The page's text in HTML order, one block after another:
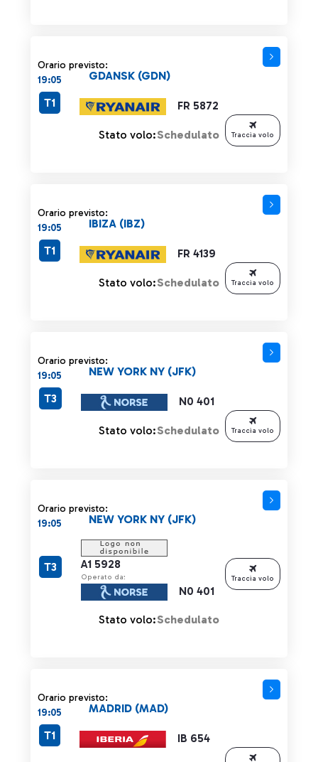
Orario previsto:
19:05
FR 5872
GDANSK (GDN)
T1
Stato volo:Schedulato Traccia volo
Orario previsto:
19:05
FR 4139
IBIZA (IBZ)
T1
Stato volo:Schedulato Traccia volo
Orario previsto:
19:05
N0 401
NEW YORK NY (JFK)
T3
Stato volo:Schedulato Traccia volo
Orario previsto:
19:05
A1 5928
Operato da:
N0 401
NEW YORK NY (JFK)
T3
Stato volo:Schedulato
Traccia volo
Orario previsto:
19:05
IB 654
MADRID (MAD)
T1